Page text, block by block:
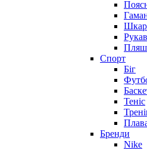
Спорт
Біг
Теніс
Бренди
Nike